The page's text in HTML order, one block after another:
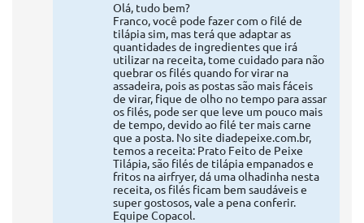
Olá, tudo bem?
Franco, você pode fazer com o filé de
tilápia sim, mas terá que adaptar as
quantidades de ingredientes que irá
utilizar na receita, tome cuidado para não
quebrar os filés quando for virar na
assadeira, pois as postas são mais fáceis
de virar, fique de olho no tempo para assar
os filés, pode ser que leve um pouco mais
de tempo, devido ao filé ter mais carne
que a posta. No site diadepeixe.com.br,
temos a receita: Prato Feito de Peixe
Tilápia, são filés de tilápia empanados e
fritos na airfryer, dá uma olhadinha nesta
receita, os filés ficam bem saudáveis e
super gostosos, vale a pena conferir.
Equipe Copacol.